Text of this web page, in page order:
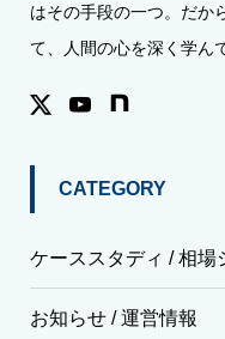
はその手段の一つ。だか
て、人間の心を深く学ん
CATEGORY
ケーススタディ / 相場
お知らせ / 運営情報